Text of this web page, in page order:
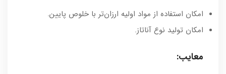
امکان استفاده از مواد اولیه ارزان‌تر با خلوص پایین.
امکان تولید نوع آناتاز.
معایب: